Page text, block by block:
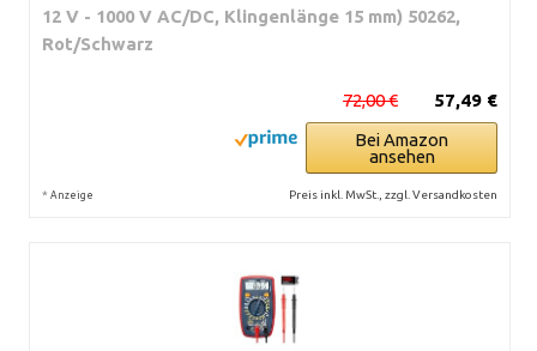
12 V - 1000 V AC/DC, Klingenlänge 15 mm) 50262,
Rot/Schwarz
57,49 €
72,00 €
Bei Amazon
ansehen
* Anzeige Preis inkl. MwSt., zzgl. Versandkosten